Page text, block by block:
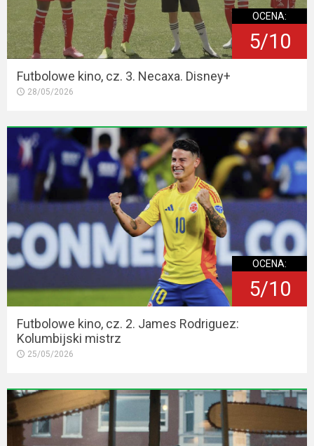
OCENA:
5/10
Futbolowe kino, cz. 3. Necaxa. Disney+
28/05/2026
OCENA:
5/10
Futbolowe kino, cz. 2. James Rodriguez:
Kolumbijski mistrz
25/05/2026